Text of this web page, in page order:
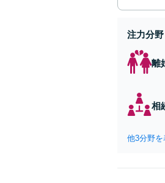
注力分野
離
相
他3分野を